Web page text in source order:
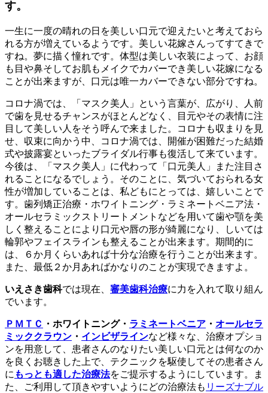
す。
一生に一度の晴れの日を美しい口元で迎えたいと考えておら
れる方が増えているようです。美しい花嫁さんってすてきで
すね。夢に描く憧れです。体型は美しい衣装によって、お顔
も目や鼻そしてお肌もメイクでカバーでき美しい花嫁になる
ことが出来ますが、口元は唯一カバーできない部分ですね。
コロナ渦では、「マスク美人」という言葉が、広がり、人前
で歯を見せるチャンスがほとんどなく、目元やその表情に注
目して美しい人をそう呼んで来ました。コロナも収まりを見
せ、収束に向かう中、コロナ渦では、開催が困難だった結婚
式や披露宴といったブライダル行事も復活して来ています。
今後は、「マスク美人」に代わって「口元美人」また注目さ
れることになるでしょう。そのことに、気づいておられる女
性が増加していることは、私どもにとっては、嬉しいことで
す。歯列矯正治療・ホワイトニング・ラミネートベニア法・
オールセラミックストリートメントなどを用いて歯や顎を美
しく整えることにより口元や唇の形が綺麗になり、しいては
輪郭やフェイスラインも整えることが出来ます。期間的に
は、６か月くらいあれば十分な治療を行うことが出来ます。
また、最低２か月あればかなりのことが実現できますよ。
いえさき歯科では現在、 審美歯科治療に力を入れて取り組ん
でいます。
ＰＭＴＣ ・ホワイトニング・ ラミネートベニア ・ オールセラ
ミッククラウン ・ インビザラインなど様々な、治療オプショ
ンを用意して、患者さんのなりたい美しい口元とは何なのか
を良くお聴きした上で、テクニックを駆使してその患者さん
に もっとも適した治療法をご提示するようにしています。ま
た、ご利用して頂きやすいようにどの治療法も リーズナブル